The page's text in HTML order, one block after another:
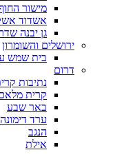
מישור
אשדוד
גן יבנה
ירושלים והשומרון
בית שמש
דרום
נתיבות
קרית
באר שבע
ערד דימונה
הנגב
אילת